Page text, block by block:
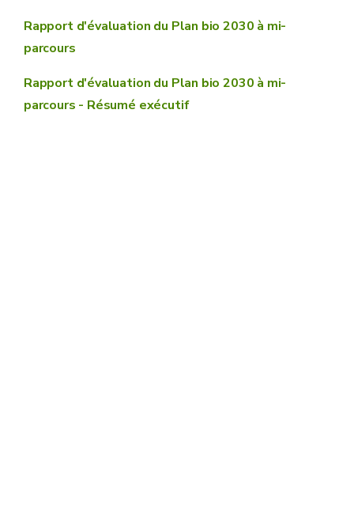
Rapport d'évaluation du Plan bio 2030 à mi-
parcours
Rapport d'évaluation du Plan bio 2030 à mi-
parcours - Résumé exécutif